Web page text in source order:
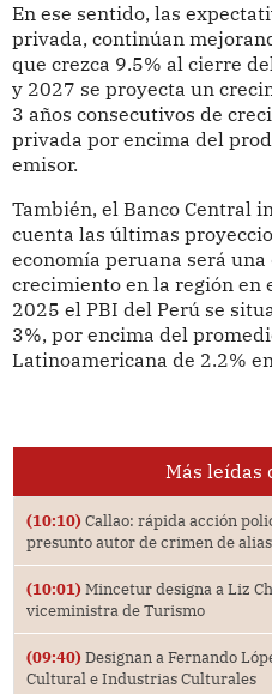
En ese sentido, las
privada, continúan
que crezca 9.5% al cierre
y 2027 se proyecta un
3 años consecutivos de
privada por encima del
emisor.
También, el Banco Central
cuenta las últimas
economía peruana será
crecimiento en la región en
2025 el PBI del Perú se
3%, por encima del
Latinoamericana de 2.2%
Más leídas
(10:10) Callao: rápida acción
presunto autor de crimen de
(10:01) Mincetur designa a Liz
viceministra de Turismo
(09:40) Designan a Fernando
Cultural e Industrias Culturales